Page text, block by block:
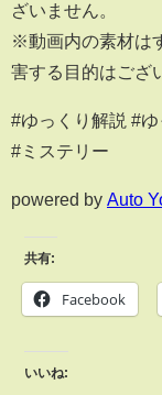
ざいません。
※動画内の素材は
害する目的はござ
#ゆっくり解説 #
#ミステリー
powered by Auto
共有:
Facebook
いいね: